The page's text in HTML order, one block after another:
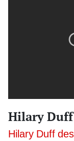
Hilary
Hilary Duff